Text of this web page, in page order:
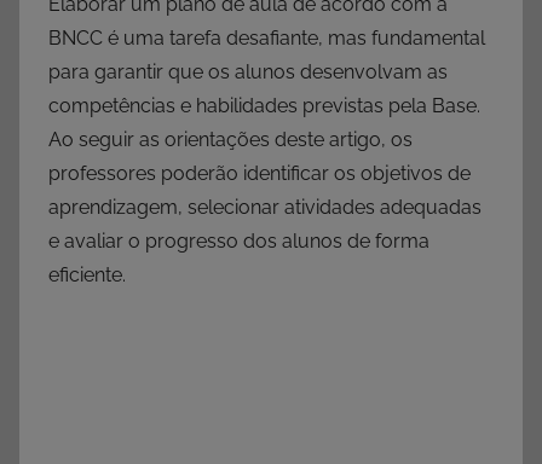
BNCC é uma tarefa desafiante, mas fundamental
para garantir que os alunos desenvolvam as
competências e habilidades previstas pela Base.
Ao seguir as orientações deste artigo, os
professores poderão identificar os objetivos de
aprendizagem, selecionar atividades adequadas
e avaliar o progresso dos alunos de forma
eficiente.